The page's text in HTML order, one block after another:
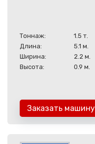
Тоннаж:
1.5 т.
Длина:
5.1 м.
Ширина:
2.2 м.
Высота:
0.9 м.
Заказать машину